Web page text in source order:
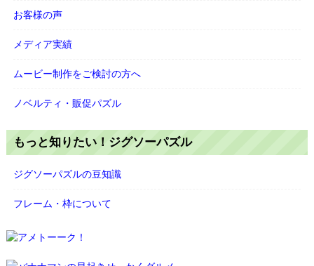
お客様の声
メディア実績
ムービー制作をご検討の方へ
ノベルティ・販促パズル
もっと知りたい！ジグソーパズル
ジグソーパズルの豆知識
フレーム・枠について